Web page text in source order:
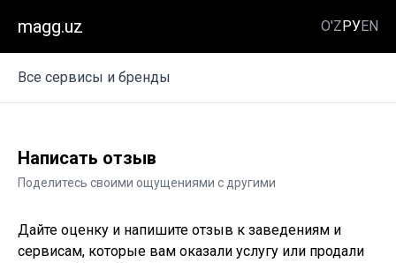
magg.uz O'ZРУEN
Все сервисы и бренды
Написать отзыв
Поделитесь своими ощущениями с другими
Дайте оценку и напишите отзыв к заведениям и
сервисам, которые вам оказали услугу или продали